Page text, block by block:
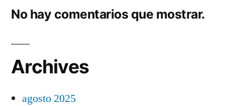
No hay comentarios que mostrar.
Archives
agosto 2025